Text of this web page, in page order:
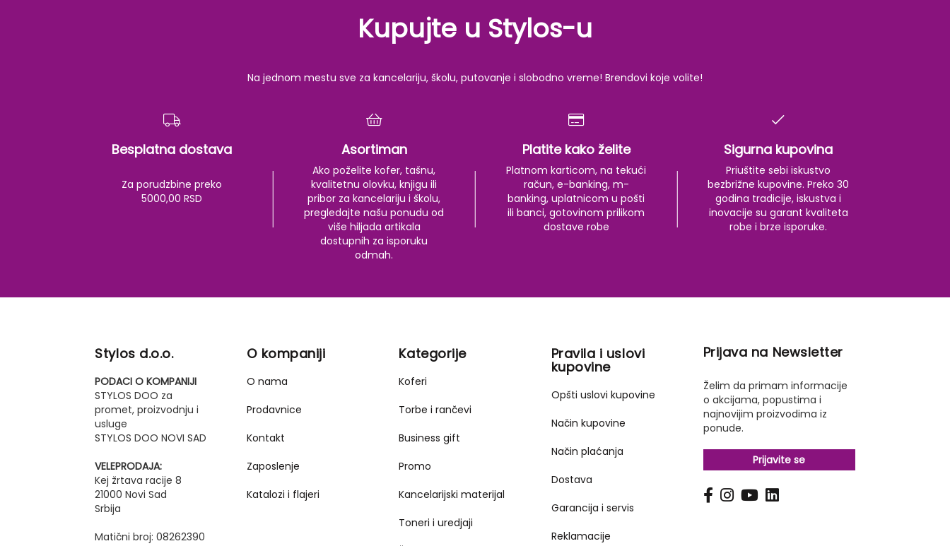
Kupujte u Stylos-u
Na jednom mestu sve za kancelariju, školu, putovanje i slobodno vreme! Brendovi koje volite!
Besplatna dostava
Za porudzbine preko
5000,00 RSD
Asortiman
Ako poželite kofer, tašnu,
kvalitetnu olovku, knjigu ili
pribor za kancelariju i školu,
pregledajte našu ponudu od
više hiljada artikala
dostupnih za isporuku
odmah.
Platite kako želite
Platnom karticom, na tekući
račun, e-banking, m-
banking, uplatnicom u pošti
ili banci, gotovinom prilikom
dostave robe
Sigurna kupovina
Priuštite sebi iskustvo
bezbrižne kupovine. Preko 30
godina tradicije, iskustva i
inovacije su garant kvaliteta
robe i brze isporuke.
Stylos d.o.o.
PODACI O KOMPANIJI
STYLOS DOO za
promet, proizvodnju i
usluge
STYLOS DOO NOVI SAD
VELEPRODAJA:
Kej žrtava racije 8
21000 Novi Sad
Srbija
Matični broj: 08262390
O kompaniji
O nama
Prodavnice
Kontakt
Zaposlenje
Katalozi i flajeri
Kategorije
Koferi
Torbe i rančevi
Business gift
Promo
Kancelarijski materijal
Toneri i uredjaji
Pravila i uslovi
kupovine
Opšti uslovi kupovine
Način kupovine
Način plaćanja
Dostava
Garancija i servis
Reklamacije
Prijava na Newsletter
Želim da primam informacije
o akcijama, popustima i
najnovijim proizvodima iz
ponude.
Prijavite se